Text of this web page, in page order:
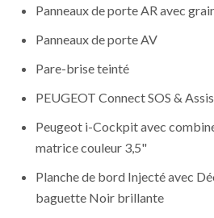
Panneaux de porte AR avec
Panneaux de porte AV
Pare-brise teinté
PEUGEOT Connect SOS &
Peugeot i-Cockpit avec
matrice couleur 3,5"
Planche de bord Injecté avec
baguette Noir brillante